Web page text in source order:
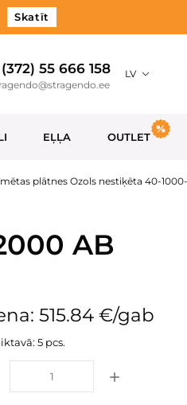
Skatīt
55 666 158 LV
EĻĻA OUTLET
plātnes Ozols nestiķēta 40-
AB
515.84 €/gab
5 pcs.